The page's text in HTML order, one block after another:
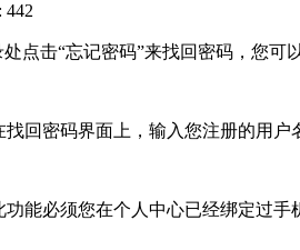
442
点击“忘记密码”来找回密码，您可
密码界面上，输入您注册的用户
必须您在个人中心已经绑定过手